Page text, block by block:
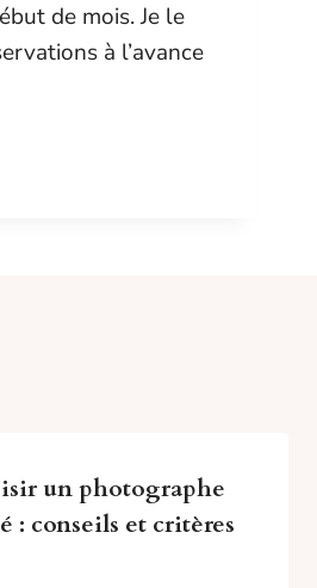
de mois. Je le
à l’avance
un photographe
: conseils et critères